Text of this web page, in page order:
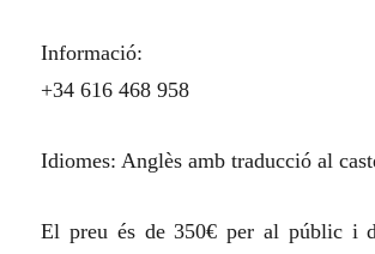
Informació:
+34 616 468 958
Idiomes: Anglès amb traducció al
El preu és de 350€ per al públic i